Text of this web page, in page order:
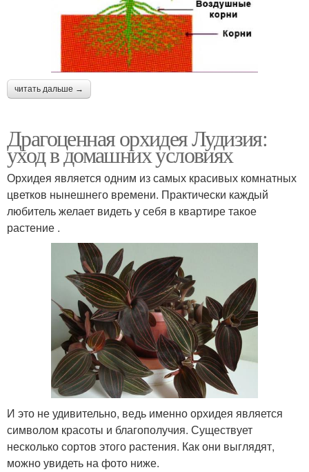
читать дальше →
Драгоценная орхидея Лудизия:
уход в домашних условиях
Орхидея является одним из самых красивых комнатных
цветков нынешнего времени. Практически каждый
любитель желает видеть у себя в квартире такое
растение .
И это не удивительно, ведь именно орхидея является
символом красоты и благополучия. Существует
несколько сортов этого растения. Как они выглядят,
можно увидеть на фото ниже.